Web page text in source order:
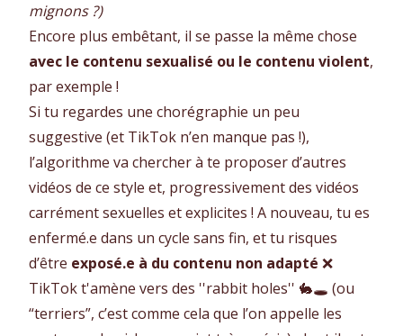
mignons ?)
Encore plus embêtant, il se passe la même chose
avec le contenu sexualisé ou le contenu violent,
par exemple !
Si tu regardes une chorégraphie un peu
suggestive (et TikTok n’en manque pas !),
l’algorithme va chercher à te proposer d’autres
vidéos de ce style et, progressivement des vidéos
carrément sexuelles et explicites ! A nouveau, tu es
enfermé.e dans un cycle sans fin, et tu risques
d’être exposé.e à du contenu non adapté ❌
TikTok t'amène vers des ''rabbit holes'' 🐇🕳️ (ou
“terriers”, c’est comme cela que l’on appelle les